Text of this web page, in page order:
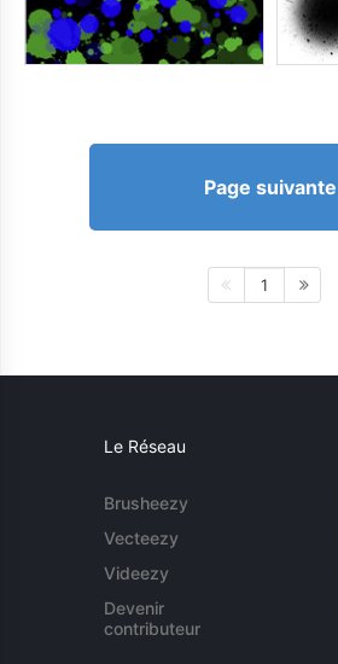
Page suivante
1
Le Réseau
Brusheezy
Vecteezy
Videezy
Devenir
contributeur